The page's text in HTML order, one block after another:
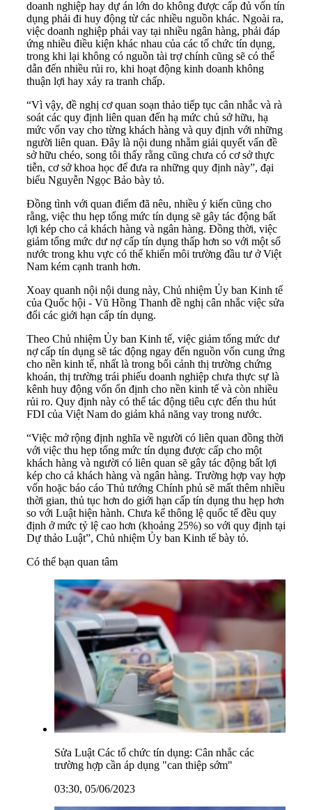
doanh nghiệp hay dự án lớn do không được cấp đủ vốn tín
dụng phải đi huy động từ các nhiều nguồn khác. Ngoài ra,
việc doanh nghiệp phải vay tại nhiều ngân hàng, phải đáp
ứng nhiều điều kiện khác nhau của các tổ chức tín dụng,
trong khi lại không có nguồn tài trợ chính cũng sẽ có thể
dẫn đến nhiều rủi ro, khi hoạt động kinh doanh không
thuận lợi hay xảy ra tranh chấp.
“Vì vậy, đề nghị cơ quan soạn thảo tiếp tục cân nhắc và rà
soát các quy định liên quan đến hạ mức chủ sở hữu, hạ
mức vốn vay cho từng khách hàng và quy định với những
người liên quan. Đây là nội dung nhằm giải quyết vấn đề
sở hữu chéo, song tôi thấy rằng cũng chưa có cơ sở thực
tiễn, cơ sở khoa học để đưa ra những quy định này”, đại
biểu Nguyễn Ngọc Bảo bày tỏ.
Đồng tình với quan điểm đã nêu, nhiều ý kiến cũng cho
rằng, việc thu hẹp tổng mức tín dụng sẽ gây tác động bất
lợi kép cho cả khách hàng và ngân hàng. Đồng thời, việc
giảm tổng mức dư nợ cấp tín dụng thấp hơn so với một số
nước trong khu vực có thể khiến môi trường đầu tư ở Việt
Nam kém cạnh tranh hơn.
Xoay quanh nội nội dung này, Chủ nhiệm Ủy ban Kinh tế
của Quốc hội - Vũ Hồng Thanh đề nghị cân nhắc việc sửa
đổi các giới hạn cấp tín dụng.
Theo Chủ nhiệm Ủy ban Kinh tế, việc giảm tổng mức dư
nợ cấp tín dụng sẽ tác động ngay đến nguồn vốn cung ứng
cho nền kinh tế, nhất là trong bối cảnh thị trường chứng
khoán, thị trường trái phiếu doanh nghiệp chưa thực sự là
kênh huy động vốn ổn định cho nền kinh tế và còn nhiều
rủi ro. Quy định này có thể tác động tiêu cực đến thu hút
FDI của Việt Nam do giảm khả năng vay trong nước.
“Việc mở rộng định nghĩa về người có liên quan đồng thời
với việc thu hẹp tổng mức tín dụng được cấp cho một
khách hàng và người có liên quan sẽ gây tác động bất lợi
kép cho cả khách hàng và ngân hàng. Trường hợp vay hợp
vốn hoặc báo cáo Thủ tướng Chính phủ sẽ mất thêm nhiều
thời gian, thủ tục hơn do giới hạn cấp tín dụng thu hẹp hơn
so với Luật hiện hành. Chưa kể thông lệ quốc tế đều quy
định ở mức tỷ lệ cao hơn (khoảng 25%) so với quy định tại
Dự thảo Luật”, Chủ nhiệm Ủy ban Kinh tế bày tỏ.
Có thể bạn quan tâm
Sửa Luật Các tổ chức tín dụng: Cân nhắc các
trường hợp cần áp dụng "can thiệp sớm"
03:30, 05/06/2023